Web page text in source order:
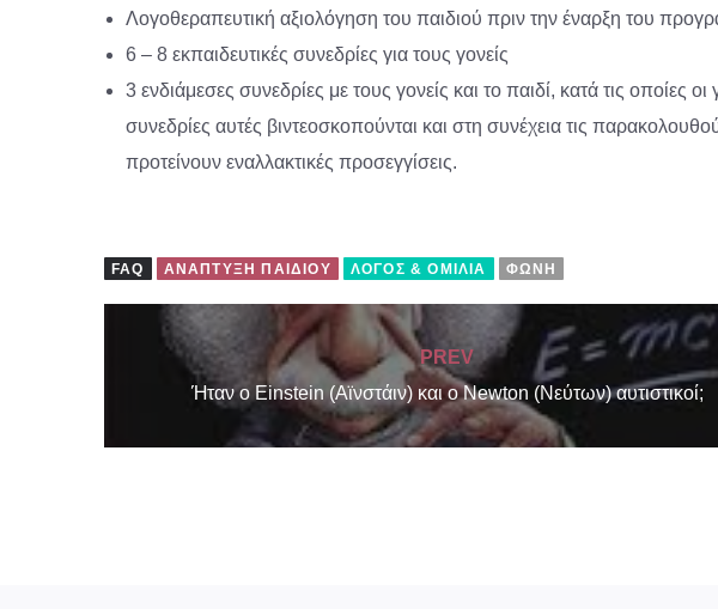
Λογοθεραπευτική αξιολόγηση του παιδιού πριν την έναρξη του
6 – 8 εκπαιδευτικές συνεδρίες για τους γονείς
3 ενδιάμεσες συνεδρίες με τους γονείς και το παιδί, κατά τις
συνεδρίες αυτές βιντεοσκοπούνται και στη συνέχεια τις
προτείνουν εναλλακτικές προσεγγίσεις.
FAQ ΑΝΆΠΤΥΞΗ ΠΑΙΔΙΟΎ ΛΌΓΟΣ & ΟΜΙΛΊΑ ΦΩΝΉ
PREV
Ήταν ο Einstein (Αϊνστάιν) και ο Newton (Νεύτων) αυτιστικοί;